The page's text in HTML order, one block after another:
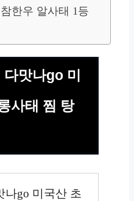
한우 알사태 1등
맛나go 미
사태 찜 탕
나go 미국산 초